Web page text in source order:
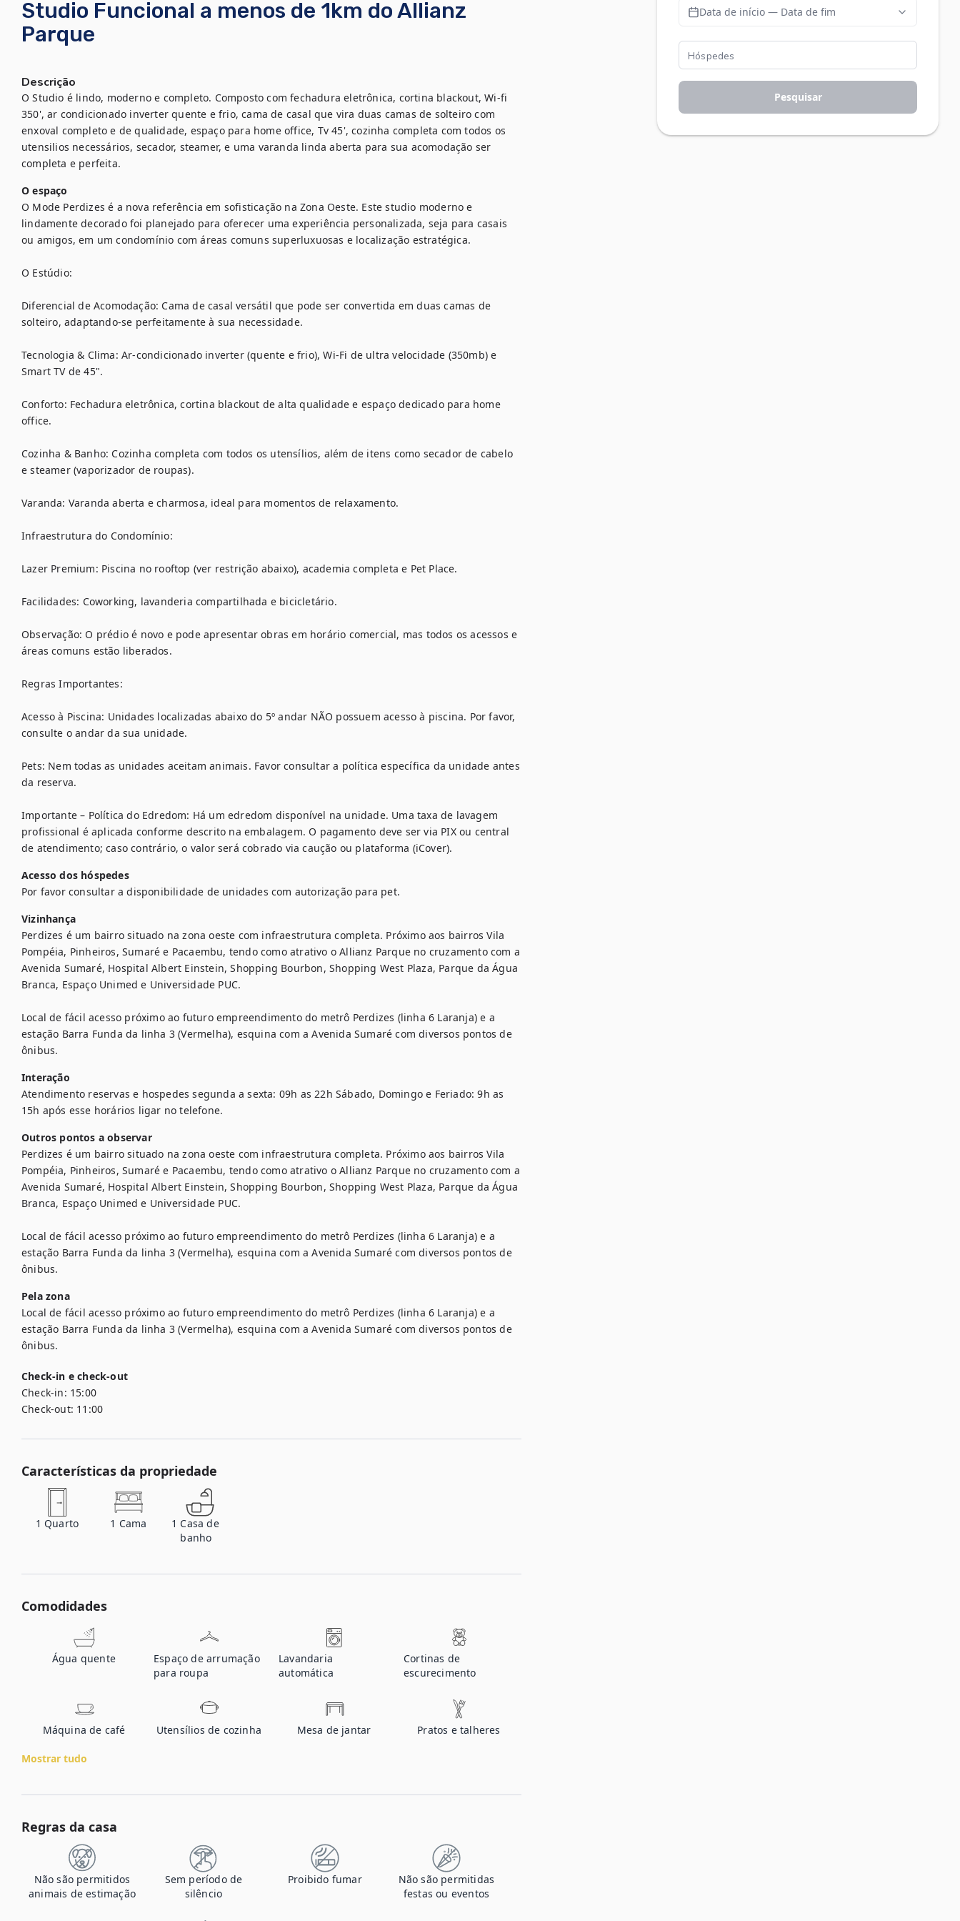
Studio Funcional a menos de 1km do Allianz
Parque
Descrição
O Studio é lindo, moderno e completo. Composto com fechadura eletrônica, cortina blackout, Wi-fi
350', ar condicionado inverter quente e frio, cama de casal que vira duas camas de solteiro com
enxoval completo e de qualidade, espaço para home office, Tv 45', cozinha completa com todos os
utensilios necessários, secador, steamer, e uma varanda linda aberta para sua acomodação ser
completa e perfeita.
O espaço
O Mode Perdizes é a nova referência em sofisticação na Zona Oeste. Este studio moderno e
lindamente decorado foi planejado para oferecer uma experiência personalizada, seja para casais
ou amigos, em um condomínio com áreas comuns superluxuosas e localização estratégica.
O Estúdio:
Diferencial de Acomodação: Cama de casal versátil que pode ser convertida em duas camas de
solteiro, adaptando-se perfeitamente à sua necessidade.
Tecnologia & Clima: Ar-condicionado inverter (quente e frio), Wi-Fi de ultra velocidade (350mb) e
Smart TV de 45".
Conforto: Fechadura eletrônica, cortina blackout de alta qualidade e espaço dedicado para home
office.
Cozinha & Banho: Cozinha completa com todos os utensílios, além de itens como secador de cabelo
e steamer (vaporizador de roupas).
Varanda: Varanda aberta e charmosa, ideal para momentos de relaxamento.
Infraestrutura do Condomínio:
Lazer Premium: Piscina no rooftop (ver restrição abaixo), academia completa e Pet Place.
Facilidades: Coworking, lavanderia compartilhada e bicicletário.
Observação: O prédio é novo e pode apresentar obras em horário comercial, mas todos os acessos e
áreas comuns estão liberados.
Regras Importantes:
Acesso à Piscina: Unidades localizadas abaixo do 5º andar NÃO possuem acesso à piscina. Por favor,
consulte o andar da sua unidade.
Pets: Nem todas as unidades aceitam animais. Favor consultar a política específica da unidade antes
da reserva.
Importante – Política do Edredom: Há um edredom disponível na unidade. Uma taxa de lavagem
profissional é aplicada conforme descrito na embalagem. O pagamento deve ser via PIX ou central
de atendimento; caso contrário, o valor será cobrado via caução ou plataforma (iCover).
Acesso dos hóspedes
Por favor consultar a disponibilidade de unidades com autorização para pet.
Vizinhança
Perdizes é um bairro situado na zona oeste com infraestrutura completa. Próximo aos bairros Vila
Pompéia, Pinheiros, Sumaré e Pacaembu, tendo como atrativo o Allianz Parque no cruzamento com a
Avenida Sumaré, Hospital Albert Einstein, Shopping Bourbon, Shopping West Plaza, Parque da Água
Branca, Espaço Unimed e Universidade PUC.
Local de fácil acesso próximo ao futuro empreendimento do metrô Perdizes (linha 6 Laranja) e a
estação Barra Funda da linha 3 (Vermelha), esquina com a Avenida Sumaré com diversos pontos de
ônibus.
Interação
Atendimento reservas e hospedes segunda a sexta: 09h as 22h Sábado, Domingo e Feriado: 9h as
15h após esse horários ligar no telefone.
Outros pontos a observar
Perdizes é um bairro situado na zona oeste com infraestrutura completa. Próximo aos bairros Vila
Pompéia, Pinheiros, Sumaré e Pacaembu, tendo como atrativo o Allianz Parque no cruzamento com a
Avenida Sumaré, Hospital Albert Einstein, Shopping Bourbon, Shopping West Plaza, Parque da Água
Branca, Espaço Unimed e Universidade PUC.
Local de fácil acesso próximo ao futuro empreendimento do metrô Perdizes (linha 6 Laranja) e a
estação Barra Funda da linha 3 (Vermelha), esquina com a Avenida Sumaré com diversos pontos de
ônibus.
Pela zona
Local de fácil acesso próximo ao futuro empreendimento do metrô Perdizes (linha 6 Laranja) e a
estação Barra Funda da linha 3 (Vermelha), esquina com a Avenida Sumaré com diversos pontos de
ônibus.
Check-in e check-out
Check-in: 15:00
Check-out: 11:00
Características da propriedade
1 Quarto 1 Cama 1 Casa de
banho
Comodidades
Água quente
Espaço de arrumação
para roupa
Lavandaria
automática
Cortinas de
escurecimento
Máquina de café Utensílios de cozinha Mesa de jantar Pratos e talheres
Mostrar tudo
Regras da casa
Não são permitidos
animais de estimação
Sem período de
silêncio
Proibido fumar
Não são permitidas
festas ou eventos
Data de início — Data de fim
Pesquisar